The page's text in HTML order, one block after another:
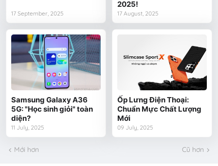
17 September, 2025
2025!
17 August, 2025
Samsung Galaxy A36
5G: "Học sinh giỏi" toàn
diện?
11 July, 2025
Ốp Lưng Điện Thoại:
Chuẩn Mực Chất Lượng
Mới
09 July, 2025
Mới hơn Cũ hơn